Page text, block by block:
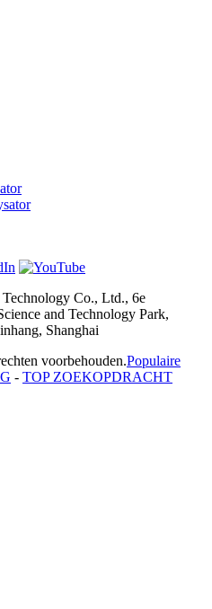
Co., Ltd., 6e
and Technology Park,
Shanghai
voorbehouden.Populaire
- TOP ZOEKOPDRACHT